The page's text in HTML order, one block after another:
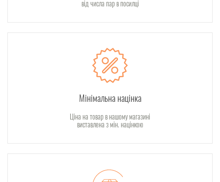
від числа пар в посилці
Мінімальна націнка
Ціна на товар в нашому магазині
виставлена з мін. націнкою